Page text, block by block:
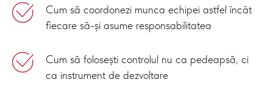
Cum să coordonezi munca echipei astfel încât
fiecare să-și asume responsabilitatea
Cum să folosești controlul nu ca pedeapsă, ci
ca instrument de dezvoltare